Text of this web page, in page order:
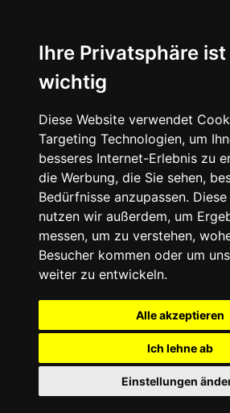
Ihre Privatsphäre
wichtig
Diese Website verwendet
Targeting Technologien, um
besseres Internet-Erlebnis zu
die Werbung, die Sie sehen,
Bedürfnisse anzupassen.
nutzen wir außerdem, um
messen, um zu verstehen,
Besucher kommen oder um
weiter zu entwickeln.
Alle akzeptieren
Ich lehne ab
Einstellungen